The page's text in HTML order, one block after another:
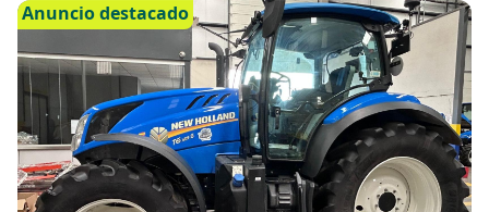
Anuncio destacado